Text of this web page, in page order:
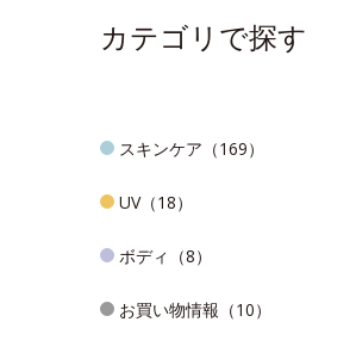
カテゴリで探す
スキンケア（169）
UV（18）
ボディ（8）
お買い物情報（10）